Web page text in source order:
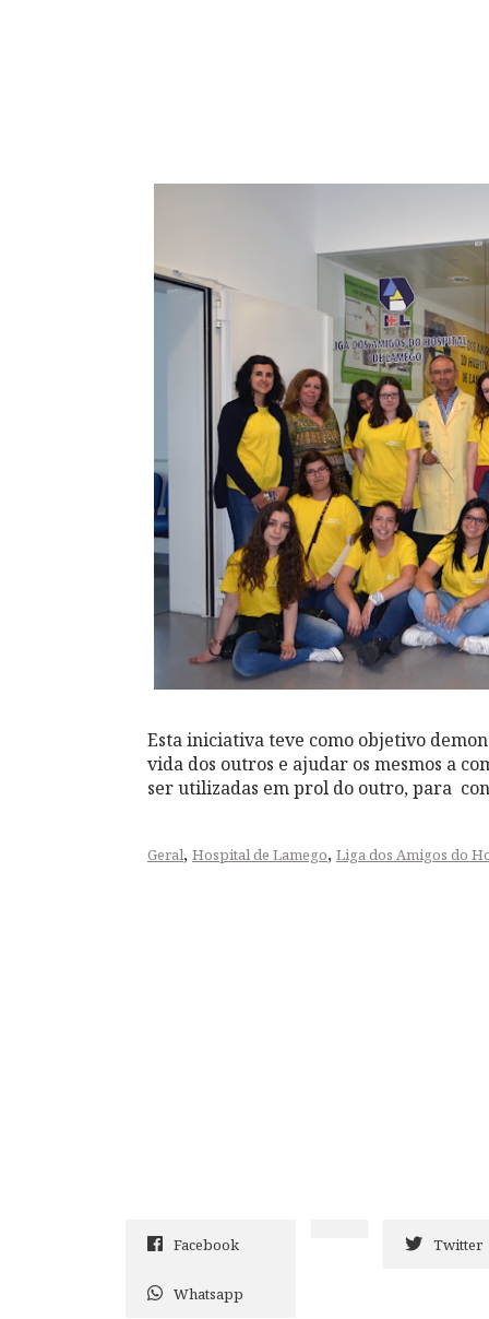
Esta iniciativa teve como objetivo
vida dos outros e ajudar os mesmos a
ser utilizadas em prol do outro, para
Geral, Hospital de Lamego, Liga dos Amigos do
Facebook Twitter
Whatsapp